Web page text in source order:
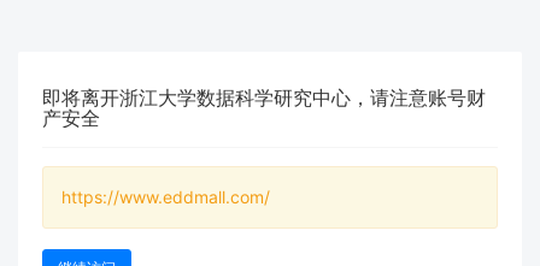
即将离开浙江大学数据科学研究中心，请注意账号财
产安全
https://www.eddmall.com/